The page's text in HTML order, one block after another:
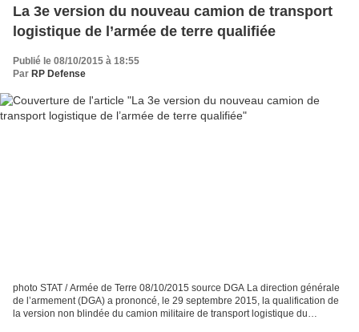
La 3e version du nouveau camion de transport
logistique de l’armée de terre qualifiée
Publié le 08/10/2015 à 18:55
Par RP Defense
photo STAT / Armée de Terre 08/10/2015 source DGA La direction générale
de l’armement (DGA) a prononcé, le 29 septembre 2015, la qualification de
la version non blindée du camion militaire de transport logistique du